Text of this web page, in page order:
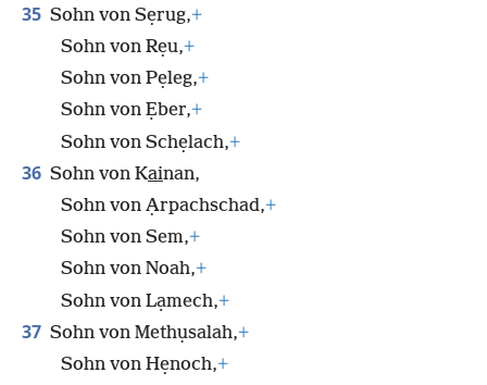
35 Sohn von Sẹrug,+
Sohn von Rẹu,+
Sohn von Pẹleg,+
Sohn von Ẹber,+
Sohn von Schẹlach,+
36 Sohn von Kainan,
Sohn von Ạrpachschad,+
Sohn von Sem,+
Sohn von Noah,+
Sohn von Lạmech,+
37 Sohn von Methụsalah,+
Sohn von Hẹnoch,+